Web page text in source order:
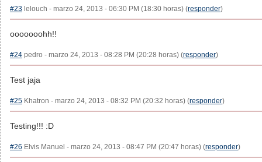
#23 lelouch - marzo 24, 2013 - 06:30 PM (18:30 horas) (responder)
ooooooohh!!
#24 pedro - marzo 24, 2013 - 08:28 PM (20:28 horas) (responder)
Test jaja
#25 Khatron - marzo 24, 2013 - 08:32 PM (20:32 horas) (responder)
Testing!!! :D
#26 Elvis Manuel - marzo 24, 2013 - 08:47 PM (20:47 horas) (responder)